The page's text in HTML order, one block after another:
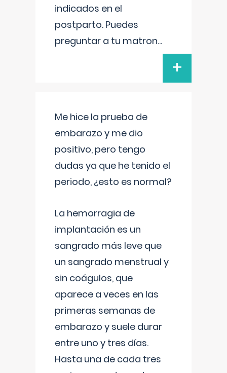
indicados en el
postparto. Puedes
preguntar a tu matron...
+
Me hice la prueba de
embarazo y me dio
positivo, pero tengo
dudas ya que he tenido el
periodo, ¿esto es normal?
La hemorragia de
implantación es un
sangrado más leve que
un sangrado menstrual y
sin coágulos, que
aparece a veces en las
primeras semanas de
embarazo y suele durar
entre uno y tres días.
Hasta una de cada tres